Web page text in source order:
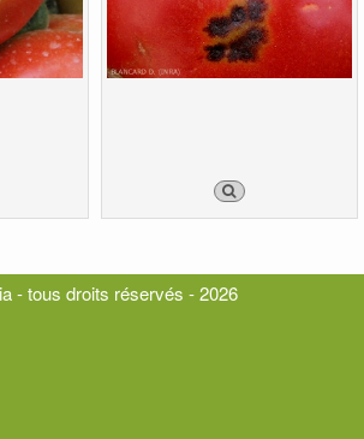
- tous droits réservés - 2026